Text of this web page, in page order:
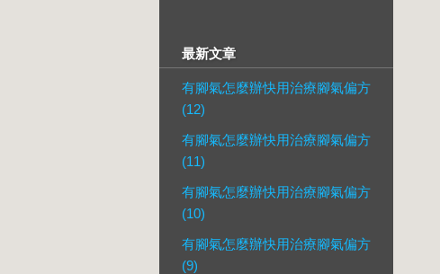
最新文章
有腳氣怎麼辦快用治療腳氣偏方
(12)
有腳氣怎麼辦快用治療腳氣偏方
(11)
有腳氣怎麼辦快用治療腳氣偏方
(10)
有腳氣怎麼辦快用治療腳氣偏方
(9)